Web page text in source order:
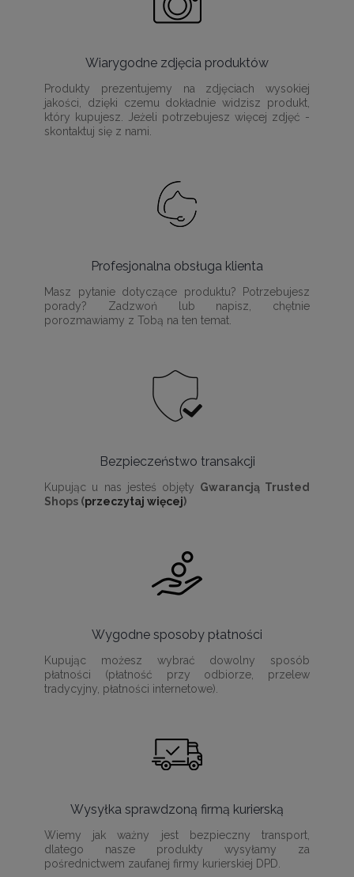
Wiarygodne zdjęcia produktów
Produkty prezentujemy na zdjęciach wysokiej
jakości, dzięki czemu dokładnie widzisz produkt,
który kupujesz. Jeżeli potrzebujesz więcej zdjęć -
skontaktuj się z nami.
Profesjonalna obsługa klienta
Masz pytanie dotyczące produktu? Potrzebujesz
porady? Zadzwoń lub napisz, chętnie
porozmawiamy z Tobą na ten temat.
Bezpieczeństwo transakcji
Kupując u nas jesteś objęty Gwarancją Trusted
Shops (przeczytaj więcej)
Wygodne sposoby płatności
Kupując możesz wybrać dowolny sposób
płatności (płatność przy odbiorze, przelew
tradycyjny, płatności internetowe).
Wysyłka sprawdzoną firmą kurierską
Wiemy jak ważny jest bezpieczny transport,
dlatego nasze produkty wysyłamy za
pośrednictwem zaufanej firmy kurierskiej DPD.